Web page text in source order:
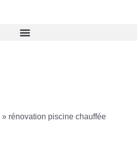
» rénovation piscine chauffée